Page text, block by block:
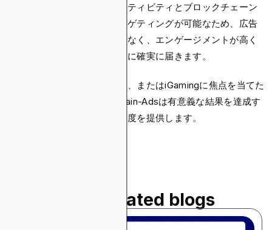
ています。ウォレットのアクティビティとブロックチェーン
の行動に基づいた高度なターゲティングが可能なため、広告
が不必要な制限を受けることなく、エンゲージメントが高く
関連性の高いオーディエンスに確実に届きます。
暗号通貨、ブロックチェーン、またはiGamingに焦点を当てた
キャンペーンでは、Blockchain-Adsは有意義な結果を達成す
るために必要な正確さと自由度を提供します。
Read related blogs